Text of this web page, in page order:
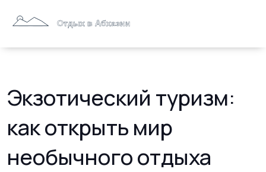
Экзотический туризм:
как открыть мир
необычного отдыха